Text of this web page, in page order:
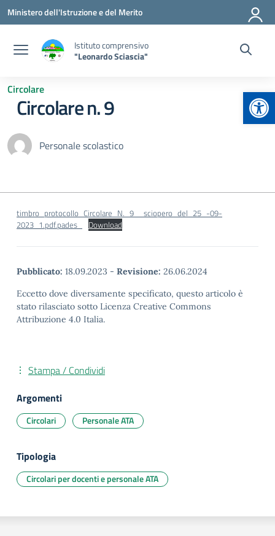
Vai ai contenuti
Vai al menu di navigazione
Vai al footer
Ministero dell'Istruzione e del Merito
Istituto comprensivo
"Leonardo Sciascia"
Circolare
Circolare n. 9
Personale scolastico
timbro_protocollo_Circolare_N._9__sciopero_del_25_-09-
2023_1.pdf.pades_
Download
Pubblicato: 18.09.2023 - Revisione: 26.06.2024
Eccetto dove diversamente specificato, questo articolo è
stato rilasciato sotto Licenza Creative Commons
Attribuzione 4.0 Italia.
Stampa / Condividi
Argomenti
Circolari Personale ATA
Tipologia
Circolari per docenti e personale ATA